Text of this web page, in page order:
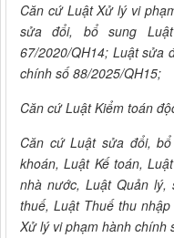
Căn cứ Luật Xử lý vi
sửa đổi, bổ sung
67/2020/QH14; Luật sửa
chính số 88/2025/QH15;
Căn cứ Luật Kiểm toán
Căn cứ Luật sửa đổi,
khoán, Luật Kế toán,
nhà nước, Luật Quản
thuế, Luật Thuế thu
Xử lý vi phạm hành chính